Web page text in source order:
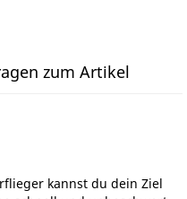
zum Artikel
kannst du dein Ziel